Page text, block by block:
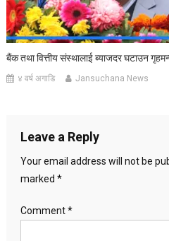
बैंक तथा वित्तीय संस्थालाई ब्याजदर घटाउन
४ वर्ष अगाडि Jansuchana News
Leave a Reply
Your email address will not be
marked *
Comment*